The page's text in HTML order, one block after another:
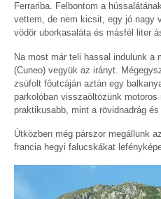
Ferrariba. Felbontom a
vettem, de nem kicsit, egy jó nagy
vödör uborkasaláta és másfél liter
Na most már teli hassal indulunk a
(Cuneo) vegyük az irányt.
zsúfolt főutcáján aztán egy
parkolóban visszaöltözünk motoros
praktikusabb, mint a rövidnadrág és
Útközben még párszor megállunk
francia hegyi falucskákat